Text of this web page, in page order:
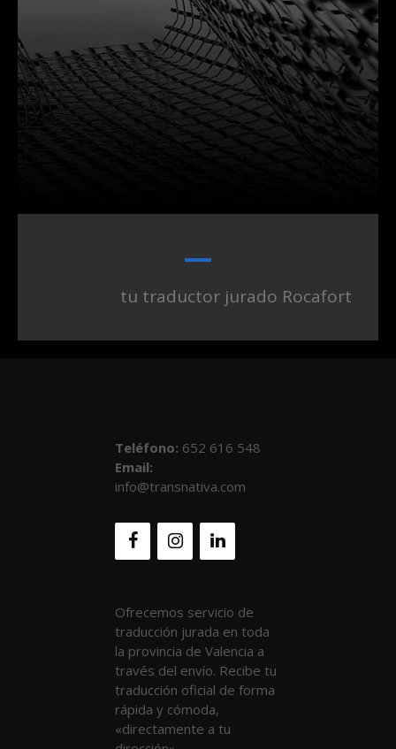
tu traductor jurado Rocafort
Teléfono: 652 616 548
Email:
info@transnativa.com
Ofrecemos servicio de
traducción jurada en toda
la provincia de Valencia a
través del envío. Recibe tu
traducción oficial de forma
rápida y cómoda,
«directamente a tu